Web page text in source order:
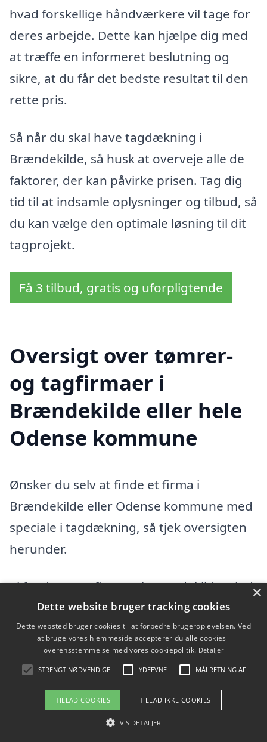
hvad forskellige håndværkere vil tage for
deres arbejde. Dette kan hjælpe dig med
at træffe en informeret beslutning og
sikre, at du får det bedste resultat til den
rette pris.
Så når du skal have tagdækning i
Brændekilde, så husk at overveje alle de
faktorer, der kan påvirke prisen. Tag dig
tid til at indsamle oplysninger og tilbud, så
du kan vælge den optimale løsning til dit
tagprojekt.
Få 3 tilbud, gratis og uforpligtende
Oversigt over tømrer-
og tagfirmaer i
Brændekilde eller hele
Odense kommune
Ønsker du selv at finde et firma i
Brændekilde eller Odense kommune med
speciale i tagdækning, så tjek oversigten
herunder.
Vi fandt 66 tagfirmaer i Brændekilde. Find
en tømrer eller byggefirma i Brændekilde
og omegn herunder. I hele Odense
kommunefindes der flere tagfirmaer, hvis
du vil udvide din søgning efter en dygtig
tømrer.
×
Dette website bruger tracking cookies
Dette websted bruger cookies til at forbedre brugeroplevelsen. Ved
at bruge vores hjemmeside accepterer du alle cookies i
overensstemmelse med vores cookiepolitik. Detaljer
STRENGT NØDVENDIGE YDEEVNE MÅLRETNING AF
TILLAD COOKIES TILLAD IKKE COOKIES
VIS DETALJER